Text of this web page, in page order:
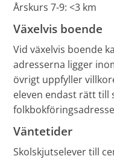
Årskurs 7-9: <3 km
Växelvis boende
Vid växelvis boende
adresserna ligger
övrigt uppfyller
eleven endast rätt till
Väntetider
Skolskjutselever till